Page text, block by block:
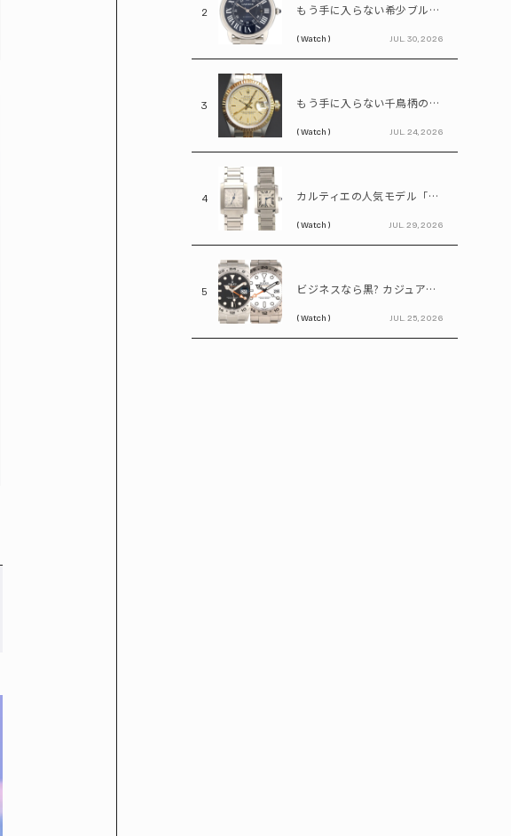
2 もう手に入らない希少ブルーダイヤル。55万円で狙えるカルティエ「ロンドソロXL」
( Watch ) JUL. 30, 2026
3 もう手に入らない千鳥柄の文字盤! 85万円で買えるヴィンテージロレックス「デイトジャスト Ref.69173」
( Watch ) JUL. 24, 2026
4 カルティエの人気モデル「タンクフランセーズ」。写真だけで新旧モデルを見分けられる?
( Watch ) JUL. 29, 2026
5 ビジネスなら黒? カジュアルなら白? ロレックス「エクスプローラーⅡ」の選び方
( Watch ) JUL. 25, 2026